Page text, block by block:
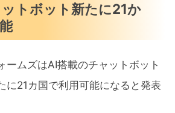
トボット新たに21か
ームズはAI搭載のチャットボット
に21カ国で利用可能になると発表